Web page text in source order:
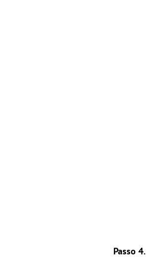
Passo 4.